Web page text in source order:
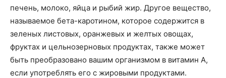
печень, молоко, яйца и рыбий жир. Другое вещество,
называемое бета-каротином, которое содержится в
зеленых листовых, оранжевых и желтых овощах,
фруктах и цельнозерновых продуктах, также может
быть преобразовано вашим организмом в витамин А,
если употреблять его с жировыми продуктами.